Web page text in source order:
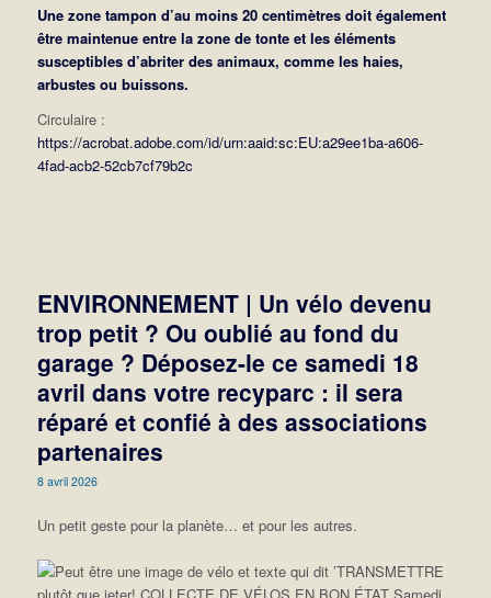
Une zone tampon d’au moins 20 centimètres doit également
être maintenue entre la zone de tonte et les éléments
susceptibles d’abriter des animaux, comme les haies,
arbustes ou buissons.
Circulaire :
https://acrobat.adobe.com/id/urn:aaid:sc:EU:a29ee1ba-a606-
4fad-acb2-52cb7cf79b2c
ENVIRONNEMENT | Un vélo devenu
trop petit ? Ou oublié au fond du
garage ? Déposez-le ce samedi 18
avril dans votre recyparc : il sera
réparé et confié à des associations
partenaires
8 avril 2026
Un petit geste pour la planète… et pour les autres.